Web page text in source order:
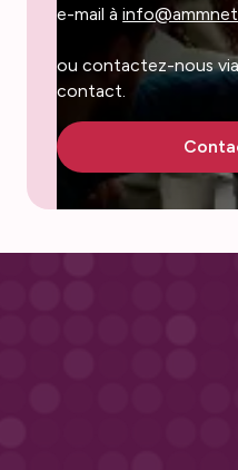
e-mail à
ou contactez-nous
contact.